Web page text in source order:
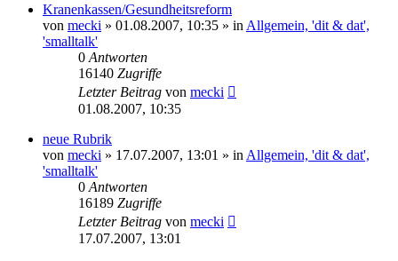
Kranenkassen/Gesundheitsreform
von mecki » 01.08.2007, 10:35 » in Allgemein, 'dit & dat',
'smalltalk'
0 Antworten
16140 Zugriffe
Letzter Beitrag von mecki
01.08.2007, 10:35
neue Rubrik
von mecki » 17.07.2007, 13:01 » in Allgemein, 'dit & dat',
'smalltalk'
0 Antworten
16189 Zugriffe
Letzter Beitrag von mecki
17.07.2007, 13:01